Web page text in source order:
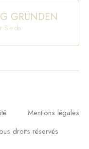
GRÜNDEN
Sie da
Mentions légales
droits réservés